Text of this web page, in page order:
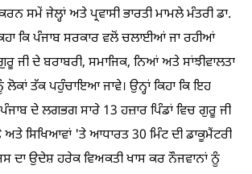
ਸਮੇਂ ਜੇਲ੍ਹਾਂ ਅਤੇ ਪ੍ਰਵਾਸੀ ਭਾਰਤੀ ਮਾਮਲੇ ਮੰਤਰੀ ਡਾ.
ਕਿ ਪੰਜਾਬ ਸਰਕਾਰ ਵਲੋਂ ਚਲਾਈਆਂ ਜਾ ਰਹੀਆਂ
ਗੁਰੂ ਜੀ ਦੇ ਬਰਾਬਰੀ, ਸਮਾਜਿਕ, ਨਿਆਂ ਅਤੇ ਸਾਂਝੀਵਾਲਤਾ
ਲੋਕਾਂ ਤੱਕ ਪਹੁੰਚਾਇਆ ਜਾਵੇ। ਉਨ੍ਹਾਂ ਕਿਹਾ ਕਿ ਇਹ
ਦੇ ਲਗਭਗ ਸਾਰੇ 13 ਹਜ਼ਾਰ ਪਿੰਡਾਂ ਵਿਚ ਗੁਰੂ ਜੀ
ਸਿਖਿਆਵਾਂ 'ਤੇ ਆਧਾਰਤ 30 ਮਿੰਟ ਦੀ ਡਾਕੂਮੈਂਟਰੀ
ਦਾ ਉਦੇਸ਼ ਹਰੇਕ ਵਿਅਕਤੀ ਖਾਸ ਕਰ ਨੌਜਵਾਨਾਂ ਨੂੰ